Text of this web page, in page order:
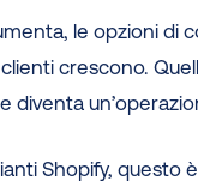
le opzioni di
crescono.
diventa
Shopify, questo